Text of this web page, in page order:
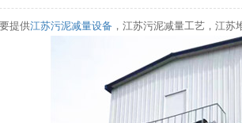
提供江苏污泥减量设备 ，江苏污泥减量工艺，江苏